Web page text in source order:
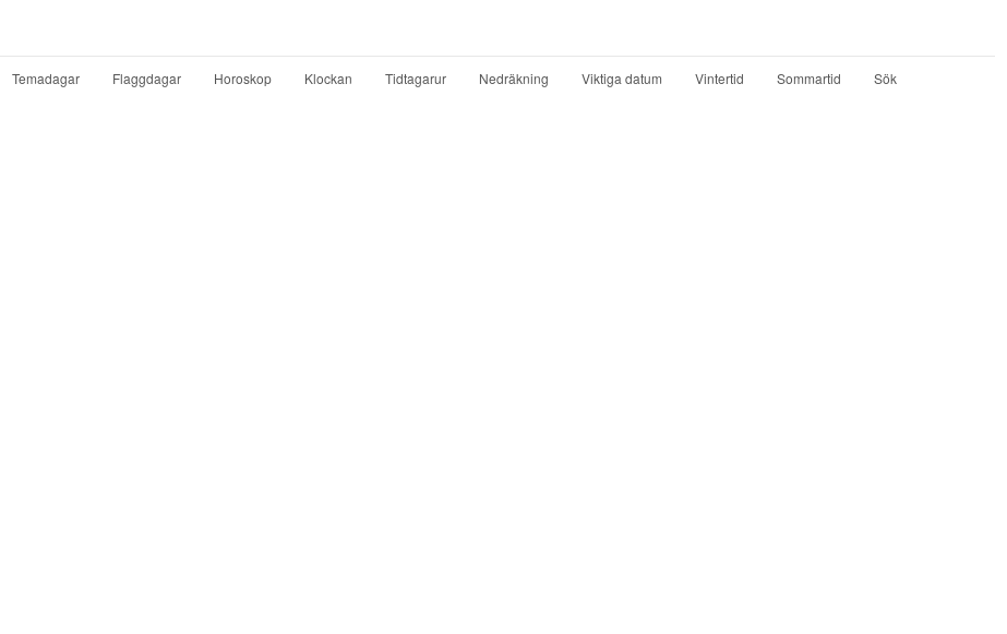
Temadagar Flaggdagar Horoskop Klockan Tidtagarur Nedräkning Viktiga datum Vintertid Sommartid Sök